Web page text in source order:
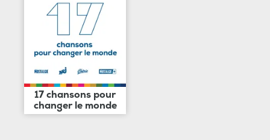
17 chansons pour
changer le monde